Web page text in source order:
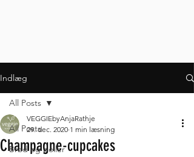
Indlæg
All Posts
Brød og boller
All Posts
Champagne-cupcakes
VEGGIEbyAnjaRathje
29. dec. 2020 1 min læsning